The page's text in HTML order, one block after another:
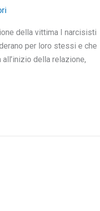
della vittima I narcisisti
per loro stessi e che
della relazione,